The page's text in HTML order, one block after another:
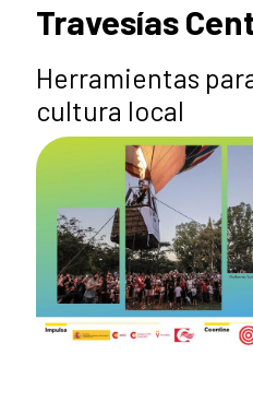
Travesías
Herramientas
cultura local